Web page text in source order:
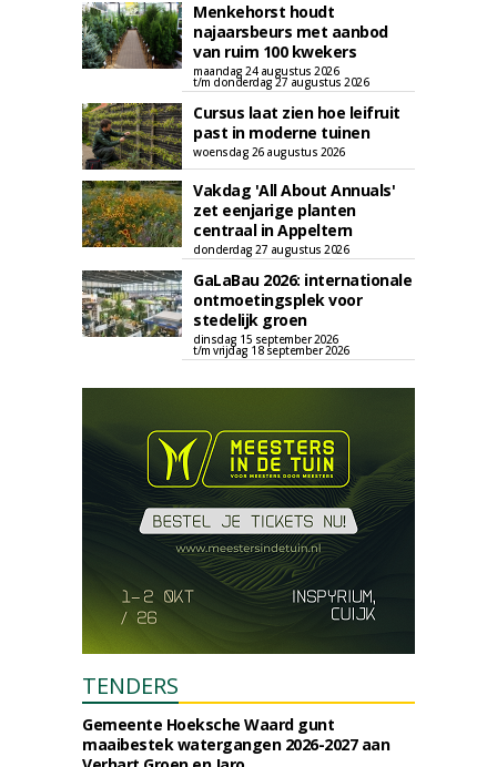
Menkehorst houdt
najaarsbeurs met aanbod
van ruim 100 kwekers
maandag 24 augustus 2026
t/m donderdag 27 augustus 2026
Cursus laat zien hoe leifruit
past in moderne tuinen
woensdag 26 augustus 2026
Vakdag 'All About Annuals'
zet eenjarige planten
centraal in Appeltern
donderdag 27 augustus 2026
GaLaBau 2026: internationale
ontmoetingsplek voor
stedelijk groen
dinsdag 15 september 2026
t/m vrijdag 18 september 2026
TENDERS
Gemeente Hoeksche Waard gunt
maaibestek watergangen 2026-2027 aan